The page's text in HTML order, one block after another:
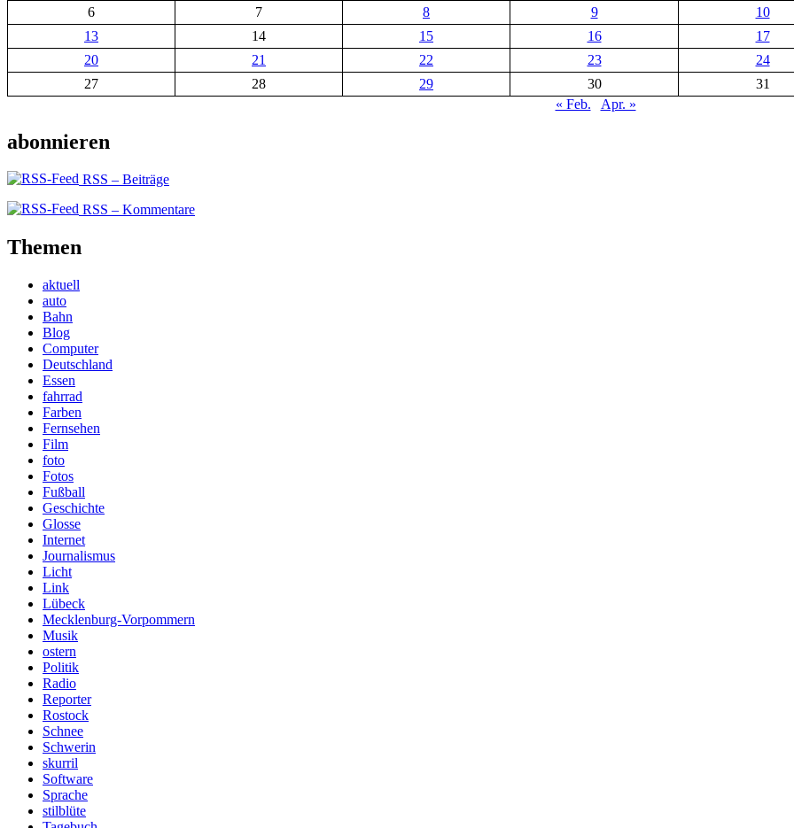
6
7 8 9 10
13
14 15 16 17
20
21 22 23 24
27
28 29 30
31
« Feb.
Apr. »
abonnieren
RSS – Beiträge
RSS – Kommentare
Themen
aktuell
auto
Bahn
Blog
Computer
Deutschland
Essen
fahrrad
Farben
Fernsehen
Film
foto
Fotos
Fußball
Geschichte
Glosse
Internet
Journalismus
Licht
Link
Lübeck
Mecklenburg-Vorpommern
Musik
ostern
Politik
Radio
Reporter
Rostock
Schnee
Schwerin
skurril
Software
Sprache
stilblüte